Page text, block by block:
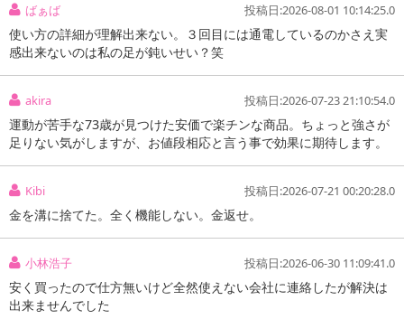
EMSは一流のアスリートも使用している信頼できるトレーニング
法。
筋肉を低周波の電気刺激によって収縮運動をさせるトレーニングを
行う機械の事です。
筋肉に電気刺激を与えることで無意識に筋肉を収縮させ鍛える事が
可能。
機械的に一定のリズムに従って規則正しく働くので、普通のトレー
ニングでは難しい負荷を与える事ができ、少しの時間でも効率よく
筋肉を鍛えることが可能です。
【こんな方におすすめ】
・長時間のウォーキングや運動ができない方。また苦手な方。
・長時間の立ち仕事や座り仕事で足が浮腫みやすい方。
・土踏まずがない偏平足でお悩みの方。
ばぁば 投稿日:2026-08-01 10:14:25.0
使い方の詳細が理解出来ない。３回目には通電しているのかさえ実
感出来ないのは私の足が鈍いせい？笑
akira 投稿日:2026-07-23 21:10:54.0
運動が苦手な73歳が見つけた安価で楽チンな商品。ちょっと強さが
足りない気がしますが、お値段相応と言う事で効果に期待します。
Kibi 投稿日:2026-07-21 00:20:28.0
金を溝に捨てた。全く機能しない。金返せ。
小林浩子 投稿日:2026-06-30 11:09:41.0
安く買ったので仕方無いけど全然使えない会社に連絡したが解決は
出来ませんでした